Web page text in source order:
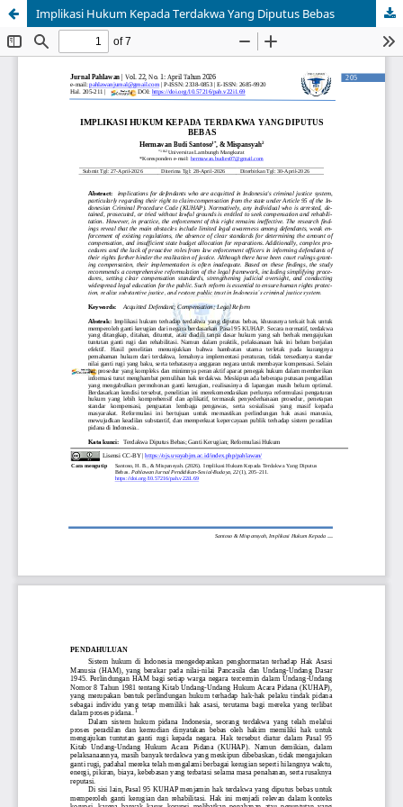
Implikasi Hukum Kepada Terdakwa Yang Diputus Bebas